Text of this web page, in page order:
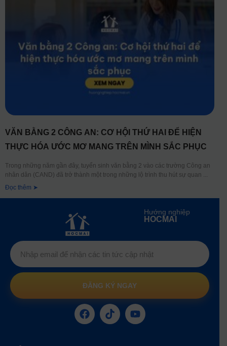
VĂN BẰNG 2 CÔNG AN: CƠ HỘI THỨ HAI ĐỂ HIỆN
THỰC HÓA ƯỚC MƠ MANG TRÊN MÌNH SẮC PHỤC
Trong những năm gần đây, tuyển sinh văn bằng 2 vào các trường Công an
nhân dân (CAND) đã trở thành một trong những lộ trình thu hút sự quan
Đọc thêm ➤
Hướng nghiệp
HOCMAI
ĐĂNG KÝ NGAY